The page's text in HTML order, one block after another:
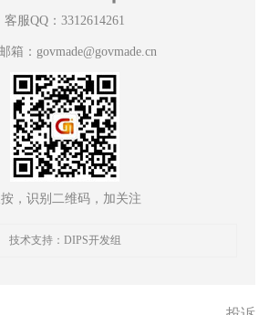
客服QQ：3312614261
箱：govmade@govmade.cn
，识别二维码，加关注
技术支持：DIPS开发组